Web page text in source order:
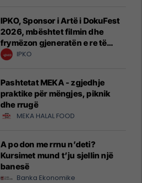
IPKO, Sponsor i Artë i DokuFest
2026, mbështet filmin dhe
frymëzon gjeneratën e re të
krijuesve
IPKO
Pashtetat MEKA - zgjedhje
praktike për mëngjes, piknik
dhe rrugë
MEKA HALAL FOOD
A po don me rrnu n’deti?
Kursimet mund t’ju sjellin një
banesë
Banka Ekonomike